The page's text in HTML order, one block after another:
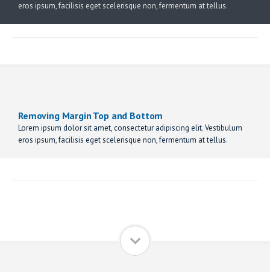
eros ipsum, facilisis eget scelerisque non, fermentum at tellus.
Removing Margin Top and Bottom
Lorem ipsum dolor sit amet, consectetur adipiscing elit. Vestibulum
eros ipsum, facilisis eget scelerisque non, fermentum at tellus.